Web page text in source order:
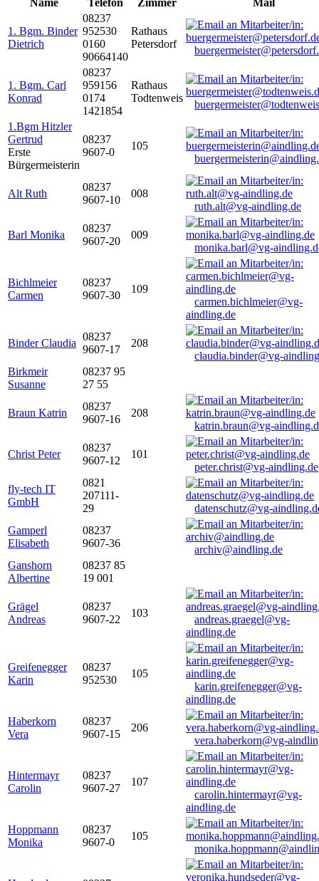
Name
Telefon Zimmer Mail
1. Bgm. Binder
Dietrich
08237
952530
0160
90664140
Rathaus
Petersdorf
1. Bgm. Carl
Konrad
08237
959156
0174
1421854
Rathaus
Todtenweis
1.Bgm Hitzler
Gertrud
Erste
Bürgermeisterin
08237
9607-0
105
Alt Ruth
08237
9607-10
008
ruth.alt@vg-aindling.de
Barl Monika
08237
9607-20
009
monika.barl@vg-
Bichlmeier
Carmen
08237
9607-30
109
carmen.bichlmeier@vg-
aindling.de
Binder Claudia
08237
9607-17
208
claudia.binder@vg-
Birkmeir
Susanne
08237 95
27 55
Braun Katrin
08237
9607-16
208
katrin.braun@vg-
Christ Peter
08237
9607-12
101
peter.christ@vg-aindling.de
fly-tech IT
GmbH
0821
207111-
29
datenschutz@vg-
Gamperl
Elisabeth
08237
9607-36
archiv@aindling.de
Ganshorn
Albertine
08237 85
19 001
Grägel
Andreas
08237
9607-22
103
andreas.graegel@vg-
aindling.de
Greifenegger
Karin
08237
952530
105
karin.greifenegger@vg-
aindling.de
Haberkorn
Vera
08237
9607-15
206
vera.haberkorn@vg-
Hintermayr
Carolin
08237
9607-27
107
carolin.hintermayr@vg-
aindling.de
Hoppmann
Monika
08237
9607-0
105